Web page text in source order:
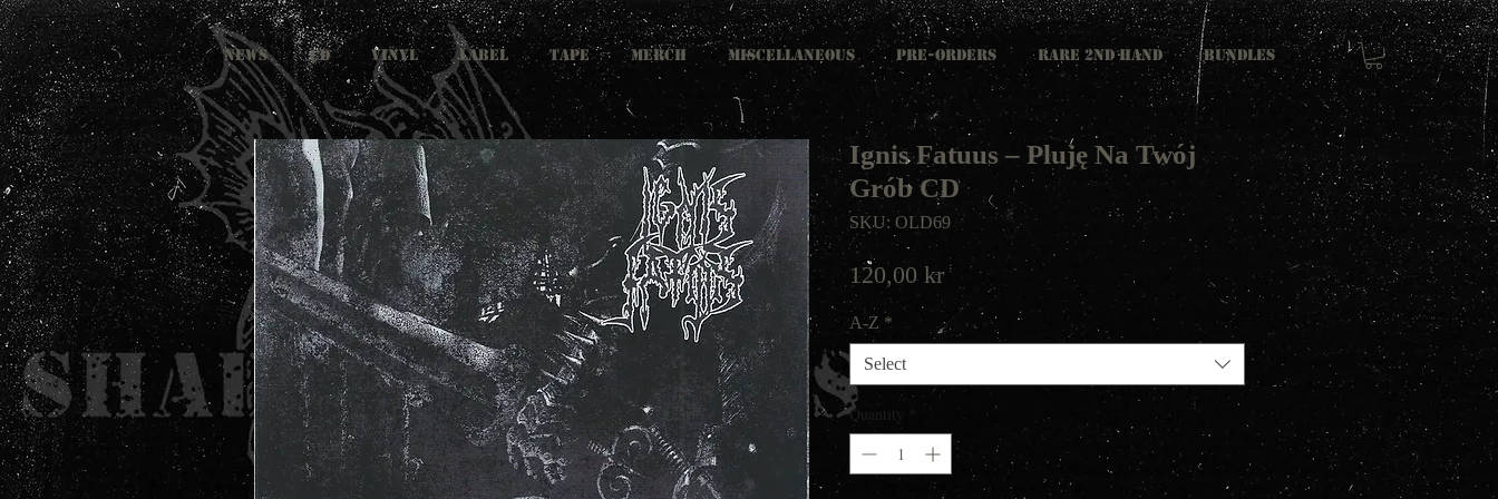
NEWS CD VINYL LABEL TAPE MERCH MISCELLANEOUS PRE-ORDERS RARE 2ND HAND Bundles
Ignis Fatuus ‎– Pluję Na Twój
Grób CD
SKU: OLD69
120,00 krPrice
A-Z *
Select
Quantity